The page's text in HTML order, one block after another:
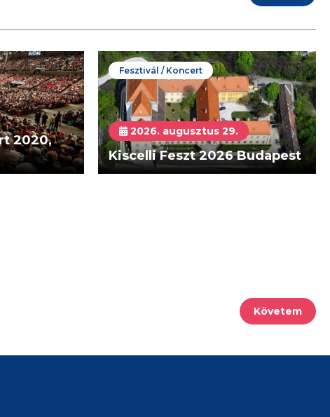
2020,
Fesztivál / Koncert
2026. augusztus 29.
Kiscelli Feszt 2026 Budapest
Követem